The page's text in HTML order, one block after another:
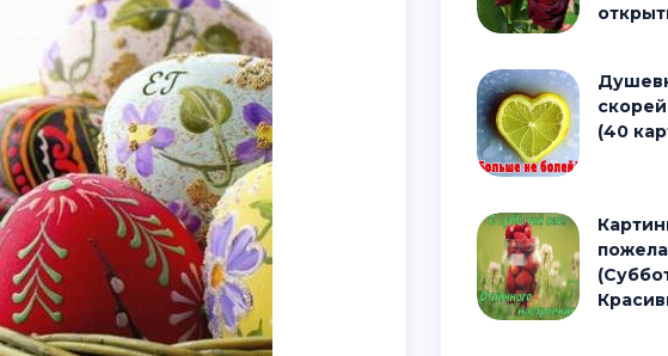
Душевные пожелания
(40
Картинки - Яркие и красивые